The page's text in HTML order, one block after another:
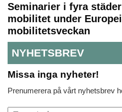
Seminarier i fyra
mobilitet under
mobilitetsveckan
NYHETSBREV
Missa inga nyheter!
Prenumerera på vårt nyhetsbrev